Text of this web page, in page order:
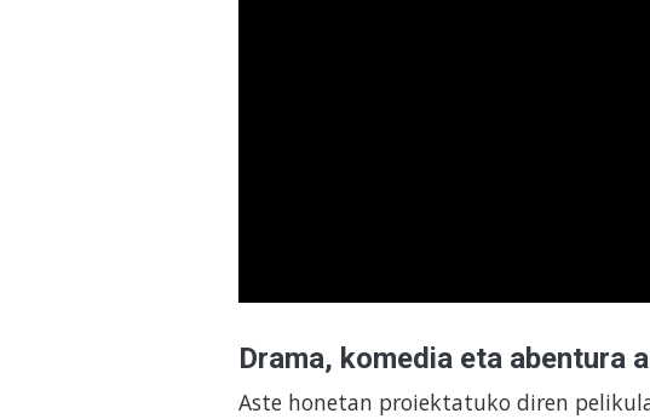
Drama, komedia eta abentura
Aste honetan proiektatuko diren